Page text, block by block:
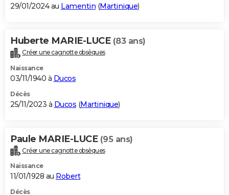
29/01/2024 au Lamentin (Martinique)
Huberte MARIE-LUCE (83 ans)
Créer une cagnotte obsèques
Naissance
03/11/1940 à Ducos
Décès
25/11/2023 à Ducos (Martinique)
Paule MARIE-LUCE (95 ans)
Créer une cagnotte obsèques
Naissance
11/01/1928 au Robert
Décès